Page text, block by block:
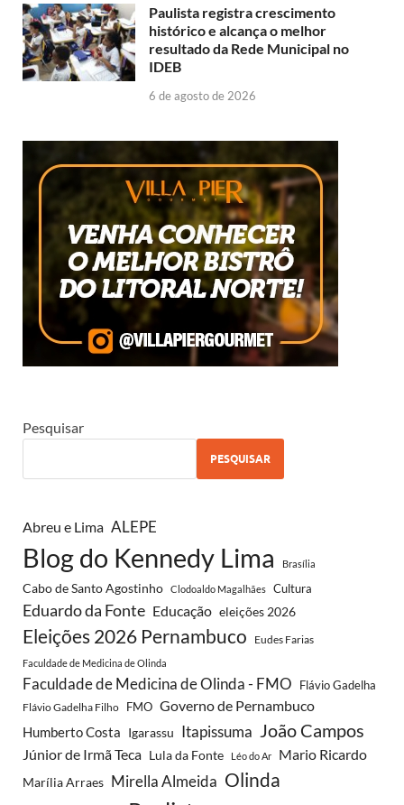
Paulista registra crescimento
histórico e alcança o melhor
resultado da Rede Municipal no
IDEB
6 de agosto de 2026
Pesquisar
PESQUISAR
Abreu e Lima ALEPE
Blog do Kennedy Lima Brasília
Cabo de Santo Agostinho Clodoaldo Magalhães Cultura
Eduardo da Fonte Educação eleições 2026
Eleições 2026 Pernambuco Eudes Farias
Faculdade de Medicina de Olinda
Faculdade de Medicina de Olinda - FMO Flávio Gadelha
Flávio Gadelha Filho FMO Governo de Pernambuco
Humberto Costa Igarassu Itapissuma João Campos
Júnior de Irmã Teca Lula da Fonte Léo do Ar Mario Ricardo
Marília Arraes Mirella Almeida Olinda